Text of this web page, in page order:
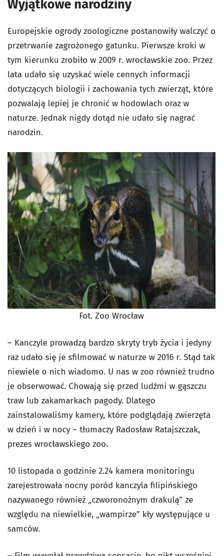
Wyjątkowe narodziny
Europejskie ogrody zoologiczne postanowiły walczyć o
przetrwanie zagrożonego gatunku. Pierwsze kroki w
tym kierunku zrobiło w 2009 r. wrocławskie zoo. Przez
lata udało się uzyskać wiele cennych informacji
dotyczących biologii i zachowania tych zwierząt, które
pozwalają lepiej je chronić w hodowlach oraz w
naturze. Jednak nigdy dotąd nie udało się nagrać
narodzin.
Fot. Zoo Wrocław
– Kanczyle prowadzą bardzo skryty tryb życia i jedyny
raz udało się je sfilmować w naturze w 2016 r. Stąd tak
niewiele o nich wiadomo. U nas w zoo również trudno
je obserwować. Chowają się przed ludźmi w gąszczu
traw lub zakamarkach pagody. Dlatego
zainstalowaliśmy kamery, które podglądają zwierzęta
w dzień i w nocy – tłumaczy Radosław Ratajszczak,
prezes wrocławskiego zoo.
10 listopada o godzinie 2.24 kamera monitoringu
zarejestrowała nocny poród kanczyla filipińskiego
nazywanego również „czworonożnym drakulą” ze
względu na niewielkie, „wampirze” kły występujące u
samców.